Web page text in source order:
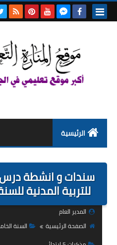
الرئيسية
سندات و انشطة درس
للتربية المدنية
المدير العام
الصفحة الرئيسية
السنة